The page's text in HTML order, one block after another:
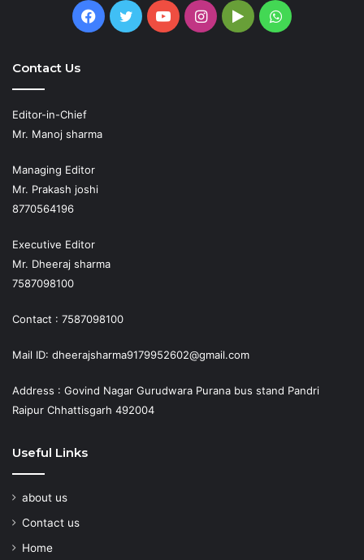
Facebook
TwitterYouTubeInstagram
GoogleWhatsApp
Contact Us
Editor-in-Chief
Mr. Manoj sharma
Managing Editor
Mr. Prakash joshi
8770564196
Executive Editor
Mr. Dheeraj sharma
7587098100
Contact : 7587098100
Mail ID: dheerajsharma9179952602@gmail.com
Address : Govind Nagar Gurudwara Purana bus stand Pandri
Raipur Chhattisgarh 492004
Useful Links
about us
Contact us
Home